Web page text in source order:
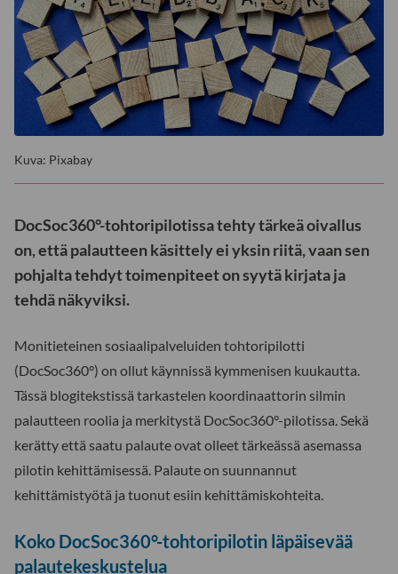
Kuva: Pixabay
DocSoc360°-tohtoripilotissa tehty tärkeä oivallus
on, että palautteen käsittely ei yksin riitä, vaan sen
pohjalta tehdyt toimenpiteet on syytä kirjata ja
tehdä näkyviksi.
Monitieteinen sosiaalipalveluiden tohtoripilotti
(DocSoc360°) on ollut käynnissä kymmenisen kuukautta.
Tässä blogitekstissä tarkastelen koordinaattorin silmin
palautteen roolia ja merkitystä DocSoc360°-pilotissa. Sekä
kerätty että saatu palaute ovat olleet tärkeässä asemassa
pilotin kehittämisessä. Palaute on suunnannut
kehittämistyötä ja tuonut esiin kehittämiskohteita.
Koko DocSoc360°-tohtoripilotin läpäisevää
palautekeskustelua